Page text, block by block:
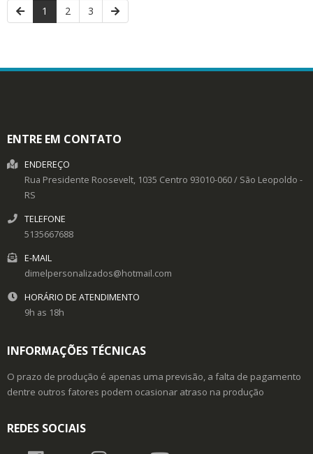
1 2 3
ENTRE EM CONTATO
ENDEREÇO
Rua Presidente Roosevelt, 1035 Centro 93010-060/ São Leopoldo -
RS
TELEFONE
5135667688
E-MAIL
dimelpersonalizados@hotmail.com
HORÁRIO DE ATENDIMENTO
9h as 18h
INFORMAÇÕES TÉCNICAS
O prazo de produção é apenas uma previsão, a falta de pagamento
dentre outros fatores podem ocasionar atraso na produção
REDES SOCIAIS